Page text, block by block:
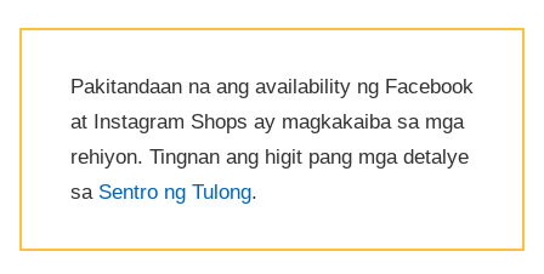
Pakitandaan na ang availability ng Facebook
at Instagram Shops ay magkakaiba sa mga
rehiyon. Tingnan ang higit pang mga detalye
sa Sentro ng Tulong.